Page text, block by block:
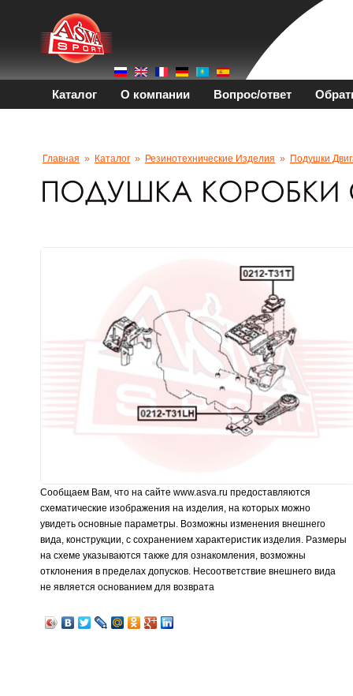
Каталог О компании Вопрос/ответ
Главная » Каталог » Резинотехнические Изделия » Подушки
Сообщаем Вам, что на сайте www.asva.ru предоставляются
схематические изображения на изделия, на которых можно
увидеть основные параметры. Возможны изменения внешнего
вида, конструкции, с сохранением характеристик изделия. Размеры
на схеме указываются также для ознакомления, возможны
отклонения в пределах допусков. Несоответствие внешнего вида
не является основанием для возврата